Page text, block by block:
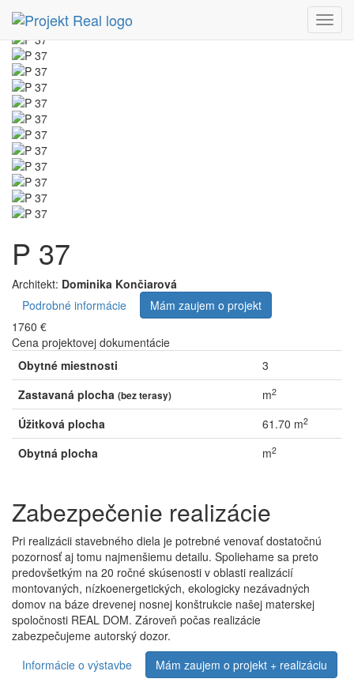
Menu
P 37
Architekt: Dominika Končiarová
Podrobné informácie
Mám zaujem o projekt
1760 €
Cena projektovej dokumentácie
Obytné miestnosti
3
Zastavaná plocha (bez terasy) m2
Úžitková plocha 61.70 m2
Obytná plocha m2
Zabezpečenie realizácie
Pri realizácii stavebného diela je potrebné venovať dostatočnú
pozornosť aj tomu najmenšiemu detailu. Spoliehame sa preto
predovšetkým na 20 ročné skúsenosti v oblasti realizácií
montovaných, nízkoenergetických, ekologicky nezávadných
domov na báze drevenej nosnej konštrukcie našej materskej
spoločnosti REAL DOM. Zároveň počas realizácie
zabezpečujeme autorský dozor.
Informácie o výstavbe
Mám zaujem o projekt + realizáciu